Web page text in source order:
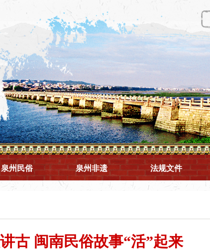
泉州民俗 泉州非遗 法规文件
古 闽南民俗故事“活”起来